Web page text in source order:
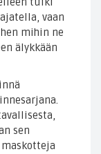
vaan
mihin ne
älykkään
sen